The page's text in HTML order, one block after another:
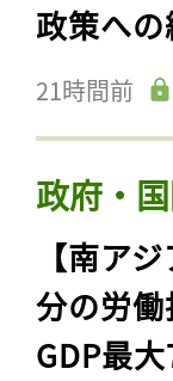
政策へ
21時間前
政府・
【南ア
分の労
GDP最